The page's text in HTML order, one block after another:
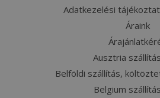
Adatkezelési
Áraink
Ausztria
Belföldi szállítás,
Belgium